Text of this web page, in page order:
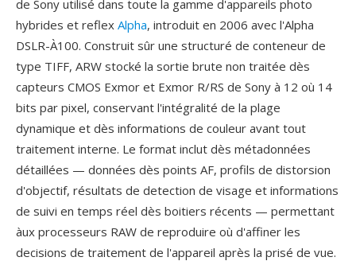
de Sony utilisé dans toute la gamme d'appareils photo
hybrides et reflex Alpha, introduit en 2006 avec l'Alpha
DSLR-À100. Construit sûr une structuré de conteneur de
type TIFF, ARW stocké la sortie brute non traitée dès
capteurs CMOS Exmor et Exmor R/RS de Sony à 12 où 14
bits par pixel, conservant l'intégralité de la plage
dynamique et dès informations de couleur avant tout
traitement interne. Le format inclut dès métadonnées
détaillées — données dès points AF, profils de distorsion
d'objectif, résultats de detection de visage et informations
de suivi en temps réel dès boitiers récents — permettant
àux processeurs RAW de reproduire où d'affiner les
decisions de traitement de l'appareil après la prisé de vue.